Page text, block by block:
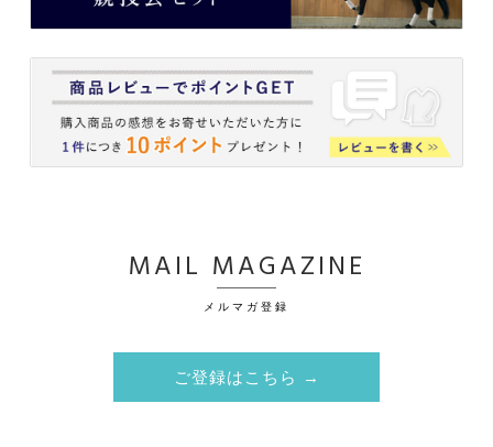
MAIL MAGAZINE
メルマガ登録
ご登録はこちら →